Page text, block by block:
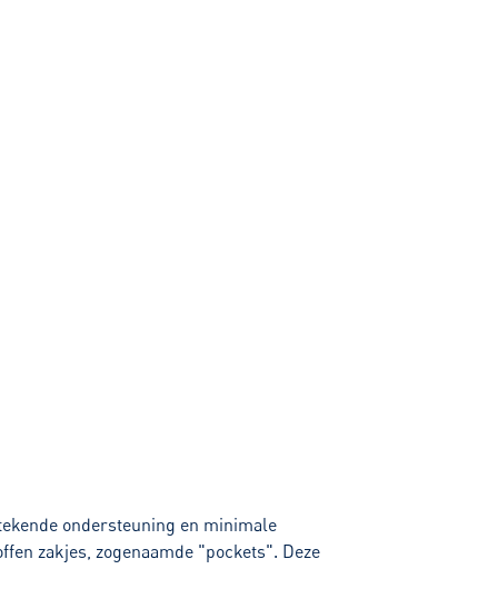
ondersteuning en minimale
zakjes, zogenaamde "pockets". Deze